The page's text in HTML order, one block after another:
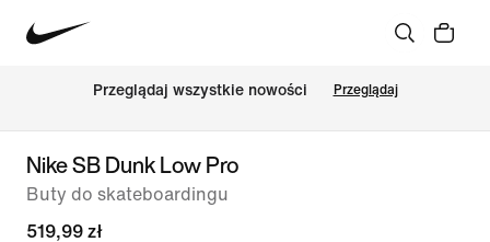
Przeglądaj wszystkie nowości Przeglądaj
Nike SB Dunk Low Pro
Buty do skateboardingu
519,99 zł